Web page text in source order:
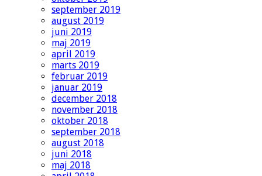
september 2019
august 2019
juni 2019
maj 2019
april 2019
marts 2019
februar 2019
januar 2019
december 2018
november 2018
oktober 2018
september 2018
august 2018
juni 2018
maj 2018